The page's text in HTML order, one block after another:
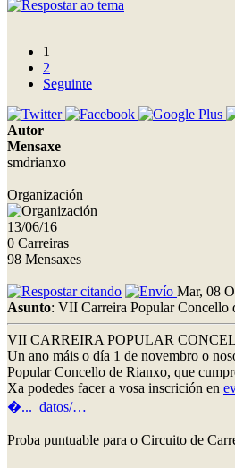
1
2
Seguinte
Autor
Mensaxe
smdrianxo
Organización
13/06/16
0 Carreiras
98 Mensaxes
Mar, 08
Asunto: VII Carreira Popular Concello
VII CARREIRA POPULAR
Un ano máis o día 1 de novembro o
Popular Concello de Rianxo, que
Xa podedes facer a vosa inscrición en
�..._datos/…
Proba puntuable para o Circuito de